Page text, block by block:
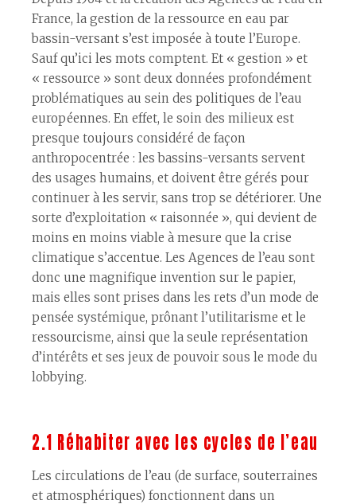
France, la gestion de la ressource en eau par
bassin-versant s’est imposée à toute l’Europe.
Sauf qu’ici les mots comptent. Et « gestion » et
« ressource » sont deux données profondément
problématiques au sein des politiques de l’eau
européennes. En effet, le soin des milieux est
presque toujours considéré de façon
anthropocentrée : les bassins-versants servent
des usages humains, et doivent être gérés pour
continuer à les servir, sans trop se détériorer. Une
sorte d’exploitation « raisonnée », qui devient de
moins en moins viable à mesure que la crise
climatique s’accentue. Les Agences de l’eau sont
donc une magnifique invention sur le papier,
mais elles sont prises dans les rets d’un mode de
pensée systémique, prônant l’utilitarisme et le
ressourcisme, ainsi que la seule représentation
d’intérêts et ses jeux de pouvoir sous le mode du
lobbying.
2.1 Réhabiter avec les cycles de l’eau
Les circulations de l’eau (de surface, souterraines
et atmosphériques) fonctionnent dans un